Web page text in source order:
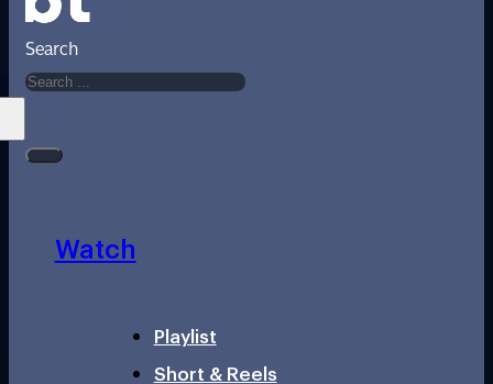
Search
Watch
Playlist
Short & Reels